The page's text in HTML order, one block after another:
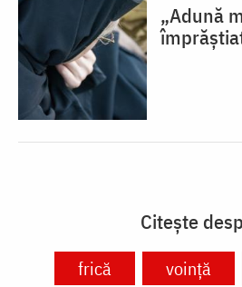
„Adună
Citește
frică voință